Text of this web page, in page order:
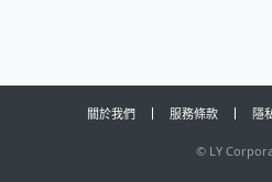
關於我們 服務條款 隱
© LY